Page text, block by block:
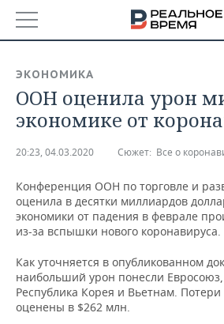
БАШКОРТОСТАН
ТАТАРСТАН
НОВОСТИ
АНАЛИТИКА
ДЕКЛАРАЦИИ О ДОХОДАХ
КОРОЛИ ГОСЗАКАЗА ПФО
ВУЗЫ ТАТАРСТАНА
КОМУ ПРИНАДЛЕЖАТ
НОВОСТИ ЭКОНОМИКИ
ФИНАНСЫ
БАНКИ
БЮДЖЕТ
ПРОМЫШЛЕННОСТЬ
НОВОСТИ
АГРОПРОМ
НЕДВИЖИМОСТЬ
НОВОСТИ НЕДВИЖИМОСТИ
АВТО
НОВОСТИ АВТО
БИЗНЕС
ЭКОНОМИКА
ООН оценила урон
экономике от
20:23, 04.03.2020 Сюжет: Все о
Конференция ООН по торговле и
оценила в десятки миллиардов
экономики от падения в феврале
из-за вспышки нового коронавируса.
Как уточняется в опубликованном
наибольший урон понесли
Республика Корея и Вьетнам.
оценены в $262 млн.